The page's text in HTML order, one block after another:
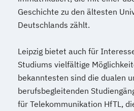
Geschichte zu den ältesten
Deutschlands zählt.
Leipzig bietet auch für
Studiums vielfältige
bekanntesten sind die dualen
berufsbegleitenden
für Telekommunikation HfTL,